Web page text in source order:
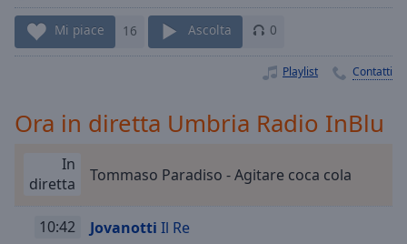
1x
Chapters
Descriptions
descriptions
Mi piace 16 Ascolta 0
Playlist Contatti
Ora in diretta Umbria Radio InBlu
In
diretta
Tommaso Paradiso - Agitare coca cola
10:42 Jovanotti Il Re